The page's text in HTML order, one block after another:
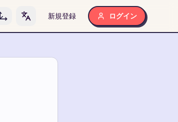
Toggle language
新規登録 ログイン